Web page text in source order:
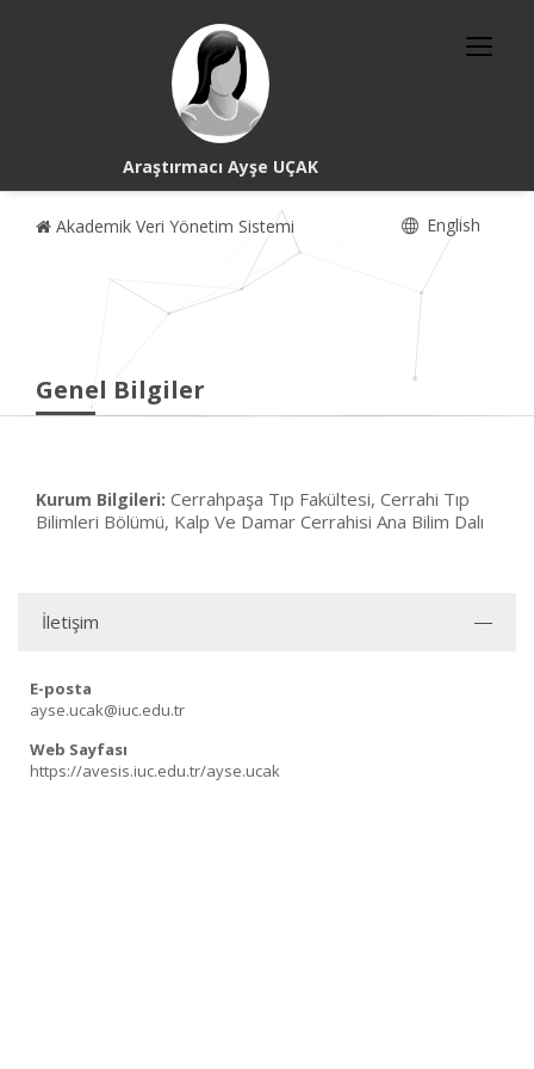
Araştırmacı Ayşe UÇAK
Akademik Veri Yönetim Sistemi English
Genel Bilgiler
Kurum Bilgileri: Cerrahpaşa Tıp Fakültesi, Cerrahi Tıp
Bilimleri Bölümü, Kalp Ve Damar Cerrahisi Ana Bilim Dalı
İletişim
E-posta
ayse.ucak@iuc.edu.tr
Web Sayfası
https://avesis.iuc.edu.tr/ayse.ucak